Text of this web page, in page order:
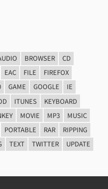
BROWSER
CD
EAC FILE
FIREFOX
GAME GOOGLE
IE
ITUNES
KEYBOARD
MOVIE MP3
MUSIC
PORTABLE RAR
RIPPING
TEXT TWITTER
UPDATE